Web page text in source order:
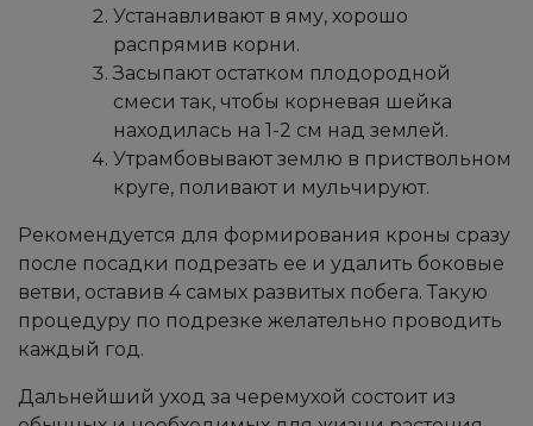
Устанавливают в яму, хорошо
распрямив корни.
Засыпают остатком плодородной
смеси так, чтобы корневая шейка
находилась на 1-2 см над землей.
Утрамбовывают землю в приствольном
круге, поливают и мульчируют.
Рекомендуется для формирования кроны сразу
после посадки подрезать ее и удалить боковые
ветви, оставив 4 самых развитых побега. Такую
процедуру по подрезке желательно проводить
каждый год.
Дальнейший уход за черемухой состоит из